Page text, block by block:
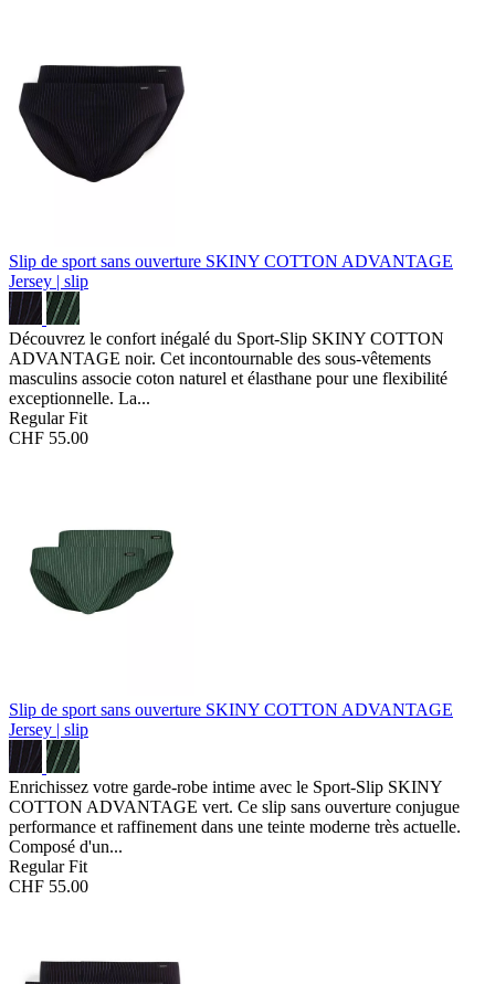
Slip de sport sans ouverture SKINY COTTON ADVANTAGE
Jersey | slip
Découvrez le confort inégalé du Sport-Slip SKINY COTTON
ADVANTAGE noir. Cet incontournable des sous-vêtements
masculins associe coton naturel et élasthane pour une flexibilité
exceptionnelle. La...
Regular Fit
CHF 55.00
Slip de sport sans ouverture SKINY COTTON ADVANTAGE
Jersey | slip
Enrichissez votre garde-robe intime avec le Sport-Slip SKINY
COTTON ADVANTAGE vert. Ce slip sans ouverture conjugue
performance et raffinement dans une teinte moderne très actuelle.
Composé d'un...
Regular Fit
CHF 55.00